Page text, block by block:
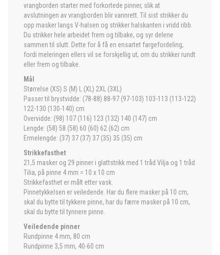
vrangborden starter med forkortede pinner, slik at
avslutningen av vrangborden blir vannrett. Til sist strikker du
opp masker langs V-halsen og strikker halskanten i vridd ribb.
Du strikker hele arbeidet frem og tilbake, og syr delene
sammen til slutt. Dette for å få en ensartet fargefordeling,
fordi meleringen ellers vil se forskjellig ut, om du strikker rundt
eller frem og tilbake.
Mål
Størrelse (XS) S (M) L (XL) 2XL (3XL)
Passer til brystvidde: (78-88) 88-97 (97-103) 103-113 (113-122)
122-130 (130-140) cm
Overvidde: (98) 107 (116) 123 (132) 140 (147) cm
Lengde: (58) 58 (58) 60 (60) 62 (62) cm
Ermelengde: (37) 37 (37) 37 (35) 35 (35) cm
Strikkefasthet
21,5 masker og 29 pinner i glattstrikk med 1 tråd Vilja og 1 tråd
Tilia, på pinne 4 mm = 10 x 10 cm
Strikkefasthet er målt etter vask.
Pinnetykkelsen er veiledende. Har du flere masker på 10 cm,
skal du bytte til tykkere pinne, har du færre masker på 10 cm,
skal du bytte til tynnere pinne.
Veiledende pinner
Rundpinne 4 mm, 80 cm
Rundpinne 3,5 mm, 40-60 cm